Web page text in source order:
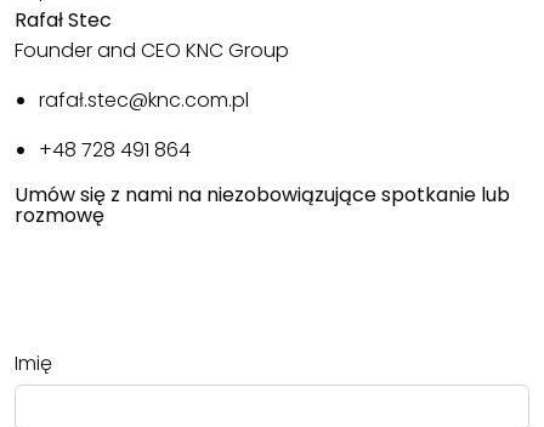
Rafał Stec
Founder and CEO KNC Group
rafał.stec@knc.com.pl
+48 728 491 864
Umów się z nami na niezobowiązujące spotkanie lub
rozmowę
Imię